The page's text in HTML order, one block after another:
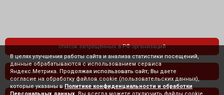
список запрещенных в РФ организаций
политика конфиденциальности
В целях улучшения работы сайта и анализа статистики посещений,
данные обрабатываются с использованием сервиса
Яндекс.Метрика. Продолжая использовать сайт, Вы даете
согласие на обработку файлов cookie (пользовательских данных),
которые указаны в Политике конфиденциальности и обработки
Персональных данных . Вы всегда можете отключить файлы cookie